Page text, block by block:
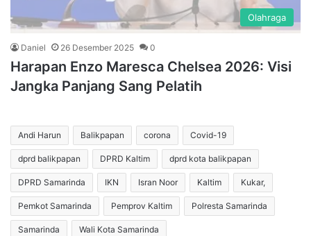
Olahraga
Daniel 26 Desember 2025 0
Harapan Enzo Maresca Chelsea 2026: Visi
Jangka Panjang Sang Pelatih
Andi Harun Balikpapan corona Covid-19
dprd balikpapan DPRD Kaltim dprd kota balikpapan
DPRD Samarinda IKN Isran Noor Kaltim Kukar,
Pemkot Samarinda Pemprov Kaltim Polresta Samarinda
Samarinda Wali Kota Samarinda